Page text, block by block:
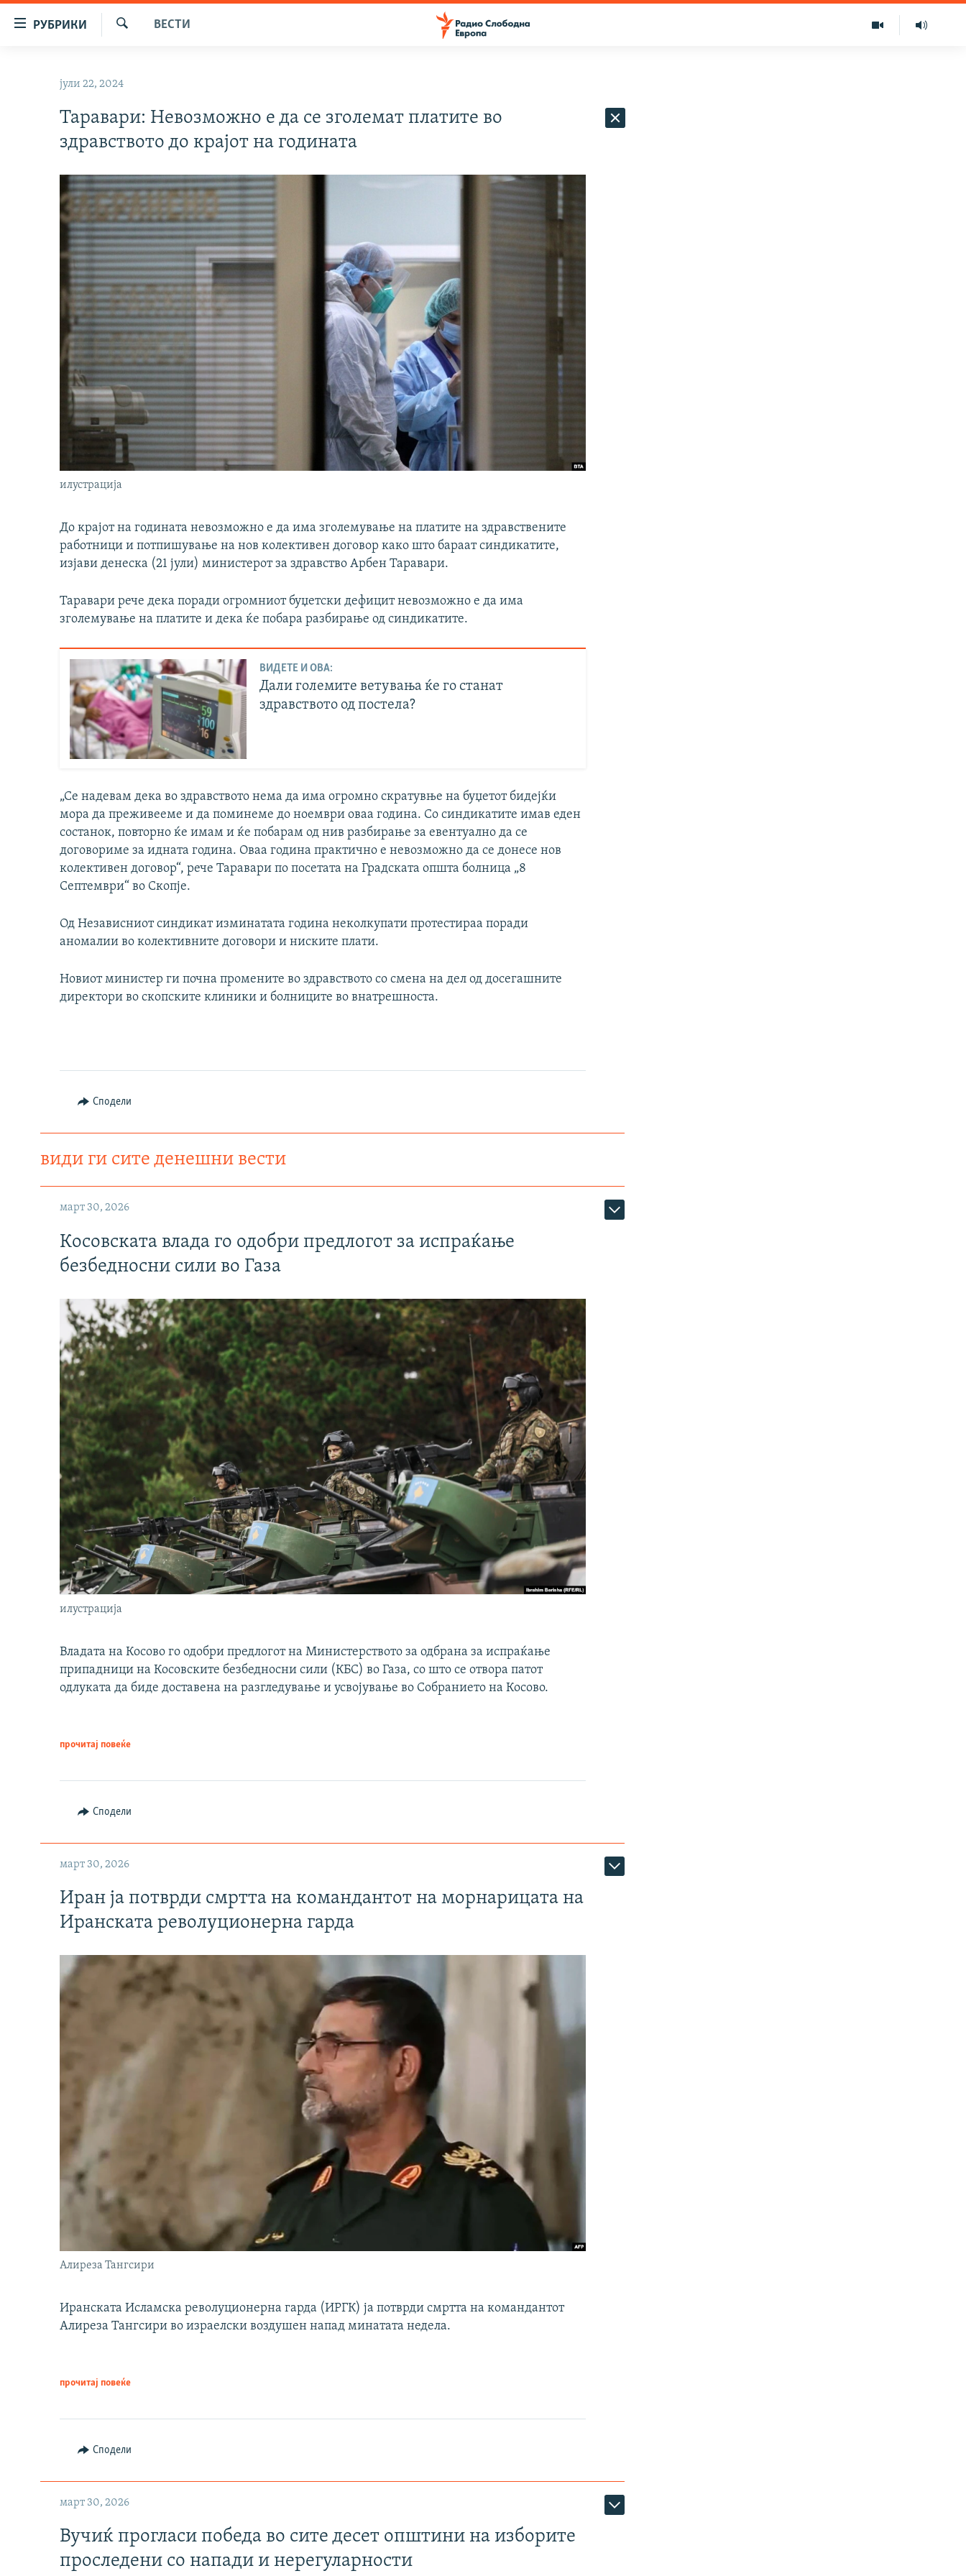
содржината
пребарување
РУБРИКИ
ВИЗУЕЛНО
ПРИЈАВИ СЕ ЗА ЊУЗЛЕТЕР
ПОДКАСТ ЗОШТО?
ВЕСТИ
јули 22, 2024
Таравари: Невозможно е да се зголемат платите во
здравството до крајот на годината
илустрација
До крајот на годината невозможно е да има зголемување на платите на здравствените
работници и потпишување на нов колективен договор како што бараат синдикатите,
изјави денеска (21 јули) министерот за здравство Арбен Таравари.
Таравари рече дека поради огромниот буџетски дефицит невозможно е да има
зголемување на платите и дека ќе побара разбирање од синдикатите.
ВИДЕТЕ И ОВА:
Дали големите ветувања ќе го станат
здравството од постела?
„Се надевам дека во здравството нема да има огромно скратувње на буџетот бидејќи
мора да преживееме и да поминеме до ноември оваа година. Со синдикатите имав еден
состанок, повторно ќе имам и ќе побарам од нив разбирање за евентуално да се
договориме за идната година. Оваа година практично е невозможно да се донесе нов
колективен договор“, рече Таравари по посетата на Градската општа болница „8
Септември“ во Скопје.
Од Независниот синдикат изминатата година неколкупати протестираа поради
аномалии во колективните договори и ниските плати.
Новиот министер ги почна промените во здравството со смена на дел од досегашните
директори во скопските клиники и болниците во внатрешноста.
Сподели
види ги сите денешни вести
март 30, 2026
Косовската влада го одобри предлогот за испраќање
безбедносни сили во Газа
илустрација
Владата на Косово го одобри предлогот на Министерството за одбрана за испраќање
припадници на Косовските безбедносни сили (КБС) во Газа, со што се отвора патот
одлуката да биде доставена на разгледување и усвојување во Собранието на Косово.
прочитај повеќе
Сподели
март 30, 2026
Иран ја потврди смртта на командантот на морнарицата на
Иранската револуционерна гарда
Алиреза Тангсири
Иранската Исламска револуционерна гарда (ИРГК) ја потврди смртта на командантот
Алиреза Тангсири во израелски воздушен напад минатата недела.
прочитај повеќе
Сподели
март 30, 2026
Вучиќ прогласи победа во сите десет општини на изборите
проследени со напади и нерегуларности